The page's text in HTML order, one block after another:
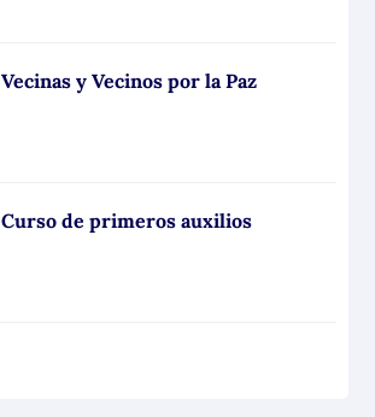
Vecinas y Vecinos por la Paz
Curso de primeros auxilios